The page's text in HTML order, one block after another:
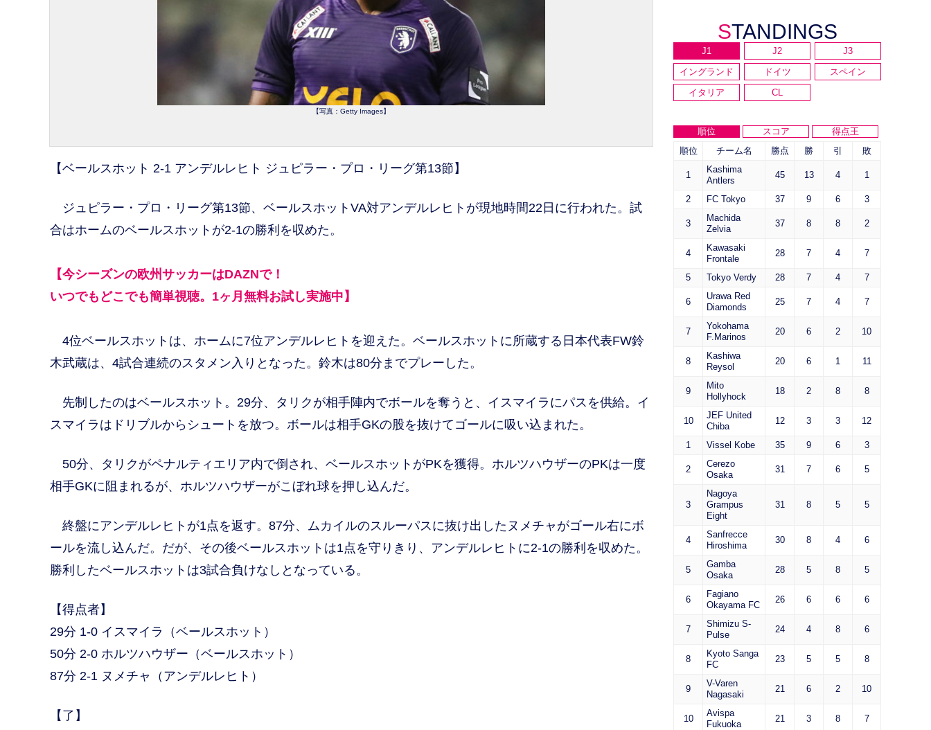
【写真：Getty Images】
【ベールスホット 2-1 アンデルレヒト ジュピラー・プロ・リーグ第13節】
ジュピラー・プロ・リーグ第13節、ベールスホットVA対アンデルレヒトが現地時間22日に行われた。試
合はホームのベールスホットが2-1の勝利を収めた。
【今シーズンの欧州サッカーはDAZNで！
いつでもどこでも簡単視聴。1ヶ月無料お試し実施中】
4位ベールスホットは、ホームに7位アンデルレヒトを迎えた。ベールスホットに所蔵する日本代表FW鈴
木武蔵は、4試合連続のスタメン入りとなった。鈴木は80分までプレーした。
先制したのはベールスホット。29分、タリクが相手陣内でボールを奪うと、イスマイラにパスを供給。イ
スマイラはドリブルからシュートを放つ。ボールは相手GKの股を抜けてゴールに吸い込まれた。
50分、タリクがペナルティエリア内で倒され、ベールスホットがPKを獲得。ホルツハウザーのPKは一度
相手GKに阻まれるが、ホルツハウザーがこぼれ球を押し込んだ。
終盤にアンデルレヒトが1点を返す。87分、ムカイルのスルーパスに抜け出したヌメチャがゴール右にボ
ールを流し込んだ。だが、その後ベールスホットは1点を守りきり、アンデルレヒトに2-1の勝利を収めた。
勝利したベールスホットは3試合負けなしとなっている。
【得点者】
29分 1-0 イスマイラ（ベールスホット）
50分 2-0 ホルツハウザー（ベールスホット）
87分 2-1 ヌメチャ（アンデルレヒト）
【了】
STANDINGS
J1 J2
J3
イングランド
ドイツ
スペイン
イタリア
CL
順位 スコア
得点王
順位
チーム名 勝点 勝 引 敗
1
Kashima
Antlers
45 13 4 1
2 FC Tokyo 37 9 6 3
3
Machida
Zelvia
37 8 8 2
4
Kawasaki
Frontale
28 7 4 7
5 Tokyo Verdy 28 7 4 7
6
Urawa Red
Diamonds
25 7 4 7
7
Yokohama
F.Marinos
20 6 2 10
8
Kashiwa
Reysol
20 6 1 11
9
Mito
Hollyhock
18 2 8 8
10
JEF United
Chiba
12 3 3 12
1 Vissel Kobe 35 9 6 3
2
Cerezo
Osaka
31 7 6 5
3
Nagoya
Grampus
Eight
31 8 5 5
4
Sanfrecce
Hiroshima
30 8 4 6
5
Gamba
Osaka
28 5 8 5
6
Fagiano
Okayama FC
26 6 6 6
7
Shimizu S-
Pulse
24 4 8 6
8
Kyoto Sanga
FC
23 5 5 8
9
V-Varen
Nagasaki
21 6 2 10
10
Avispa
Fukuoka
21 3 8 7